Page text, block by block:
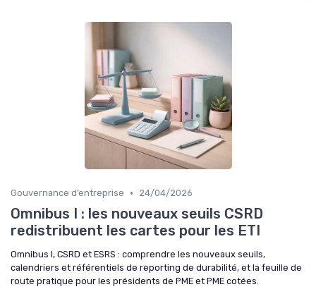
Gouvernance d’entreprise • 24/04/2026
Omnibus I : les nouveaux seuils CSRD
redistribuent les cartes pour les ETI
Omnibus I, CSRD et ESRS : comprendre les nouveaux seuils,
calendriers et référentiels de reporting de durabilité, et la feuille de
route pratique pour les présidents de PME et PME cotées.